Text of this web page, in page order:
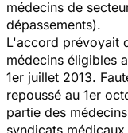
médecins de
dépassements).
L'accord prévoyait
médecins éligibles
1er juillet 2013.
repoussé au 1er
partie des
syndicats